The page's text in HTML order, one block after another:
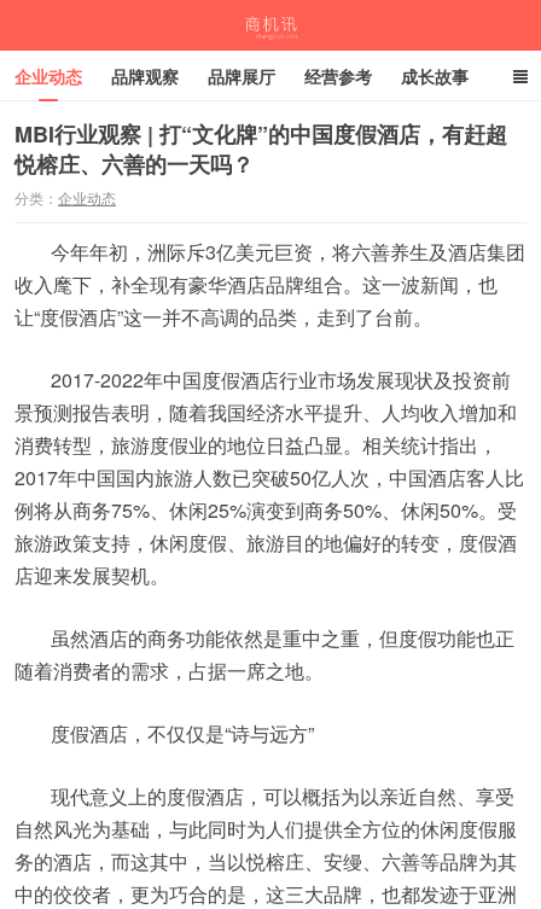
企业动态 品牌观察 品牌展厅 经营参考 成长故事
深度观察 伙伴计划
MBI行业观察 | 打“文化牌”的中国度假酒店，有赶超
悦榕庄、六善的一天吗？
分类： 企业动态
今年年初，洲际斥3亿美元巨资，将六善养生及酒店集团
收入麾下，补全现有豪华酒店品牌组合。这一波新闻，也
让“度假酒店”这一并不高调的品类，走到了台前。
2017-2022年中国度假酒店行业市场发展现状及投资前
景预测报告表明，随着我国经济水平提升、人均收入增加和
消费转型，旅游度假业的地位日益凸显。相关统计指出，
2017年中国国内旅游人数已突破50亿人次，中国酒店客人比
例将从商务75%、休闲25%演变到商务50%、休闲50%。受
旅游政策支持，休闲度假、旅游目的地偏好的转变，度假酒
店迎来发展契机。
虽然酒店的商务功能依然是重中之重，但度假功能也正
随着消费者的需求，占据一席之地。
度假酒店，不仅仅是“诗与远方”
现代意义上的度假酒店，可以概括为以亲近自然、享受
自然风光为基础，与此同时为人们提供全方位的休闲度假服
务的酒店，而这其中，当以悦榕庄、安缦、六善等品牌为其
中的佼佼者，更为巧合的是，这三大品牌，也都发迹于亚洲